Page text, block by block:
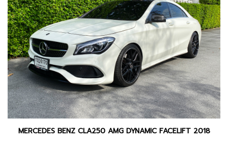
MERCEDES BENZ CLA250 AMG DYNAMIC FACELIFT 2018